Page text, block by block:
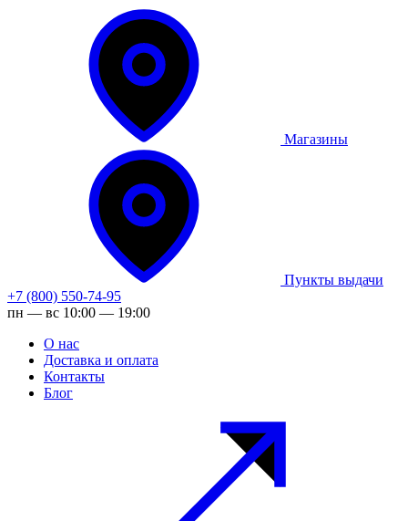
Магазины
Пункты выдачи
+7 (800) 550-74-95
пн — вс 10:00 — 19:00
О нас
Доставка и оплата
Контакты
Блог